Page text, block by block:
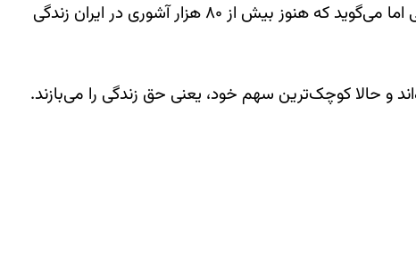
بحران‌های عراق و سوریه جمعیت کثیر آشوریان رانده شده را به اقلیم کردستان عراق و جنوب ترکیه کشاند. آمار بین‌المللی اما می‌گوید که هنوز بیش از ۸۰ هزار آشوری در ایران زندگی
و حالا کوچک‌ترین سهم خود، یعنی حق زندگی را می‌بازند.